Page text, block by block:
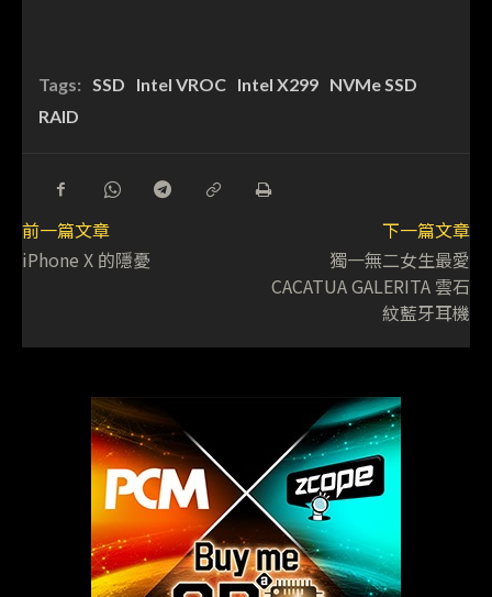
Tags: SSD Intel VROC Intel X299 NVMe SSD
RAID
前一篇文章
iPhone X 的隱憂
下一篇文章
獨一無二女生最愛
CACATUA GALERITA 雲石
紋藍牙耳機